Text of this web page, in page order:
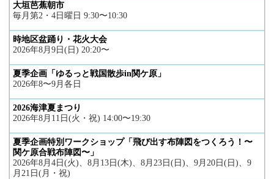
大垣芭蕉朝市
毎月第2・4日曜日 9:30〜10:30
時地区盆踊り・花火大会
2026年8月9日(日) 20:20〜
夏季企画「ゆるっと戦国散歩in関ケ原」
2026年8〜9月各日
2026海津夏まつり
2026年8月11日(火・祝) 14:00〜19:30
夏季企画特別ワークショップ「飛び出す布陣図をつくろう！〜
関ケ原合戦布陣図〜」
2026年8月4日(火)、8月13日(木)、8月23日(日)、9月20日(日)、9
月21日(月・祝)